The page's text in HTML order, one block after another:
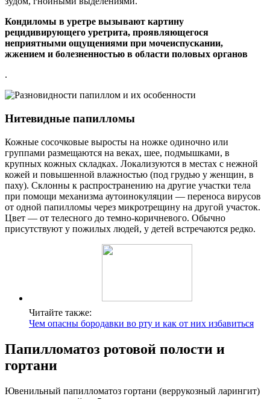
Кондиломы в уретре вызывают картину
рецидивирующего уретрита, проявляющегося
неприятными ощущениями при мочеиспускании,
жжением и болезненностью в области половых органов
.
Нитевидные папилломы
Кожные сосочковые выросты на ножке одиночно или
группами размещаются на веках, шее, подмышками, в
крупных кожных складках. Локализуются в местах с нежной
кожей и повышенной влажностью (под грудью у женщин, в
паху). Склонны к распространению на другие участки тела
при помощи механизма аутоинокуляции — переноса вирусов
от одной папилломы через микротрещину на другой участок.
Цвет — от телесного до темно-коричневого. Обычно
присутствуют у пожилых людей, у детей встречаются редко.
Читайте также:
Чем опасны бородавки во рту и как от них избавиться
Папилломатоз ротовой полости и
гортани
Ювенильный папилломатоз гортани (веррукозный ларингит)